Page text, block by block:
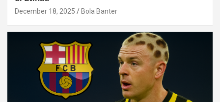
December 18, 2025 Bola Banter